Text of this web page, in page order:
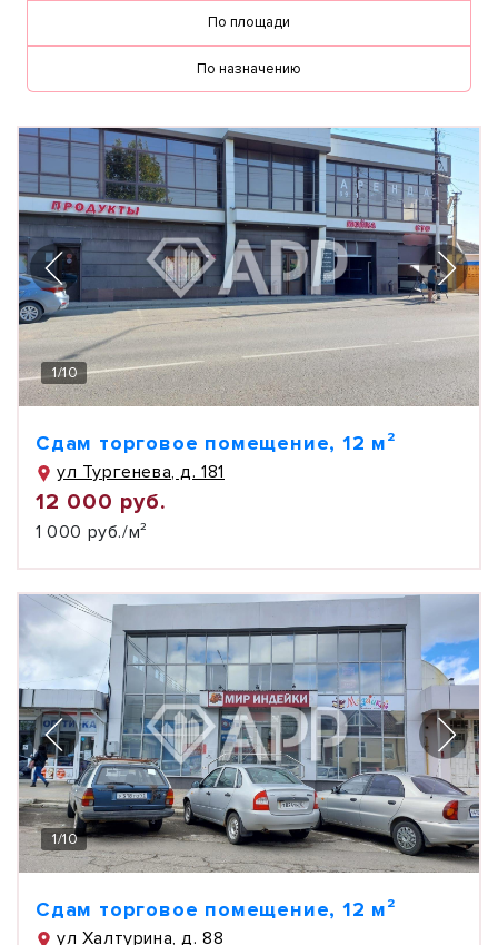
По площади
По назначению
1/10
Сдам торговое помещение, 12 м²
ул Тургенева, д. 181
12 000 руб.
1 000 руб./м²
1/10
Сдам торговое помещение, 12 м²
ул Халтурина, д. 88